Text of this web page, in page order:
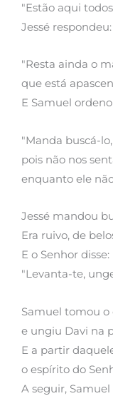
"Estão aqui
Jessé respondeu:
"Resta ainda o
que está
E Samuel
"Manda buscá-lo,
pois não nos
enquanto ele
Jessé mandou
Era ruivo, de
E o Senhor disse:
"Levanta-te,
Samuel tomou o
e ungiu Davi na
E a partir
o espírito do
A seguir,